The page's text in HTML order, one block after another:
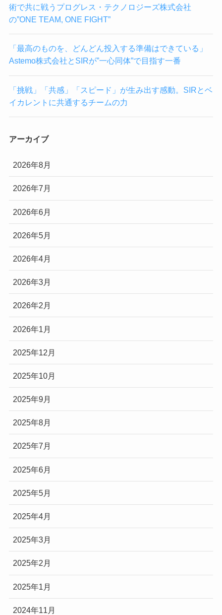
術で共に戦うプログレス・テクノロジーズ株式会社
の”ONE TEAM, ONE FIGHT”
「最高のものを、どんどん投入する準備はできている」
Astemo株式会社とSIRが”一心同体”で目指す一番
「挑戦」「共感」「スピード」が生み出す感動。SIRとベ
イカレントに共通するチームの力
アーカイブ
2026年8月
2026年7月
2026年6月
2026年5月
2026年4月
2026年3月
2026年2月
2026年1月
2025年12月
2025年10月
2025年9月
2025年8月
2025年7月
2025年6月
2025年5月
2025年4月
2025年3月
2025年2月
2025年1月
2024年11月